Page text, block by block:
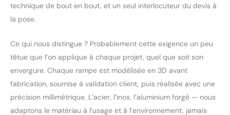
technique de bout en bout, et un seul interlocuteur du devis à
la pose.
Ce qui nous distingue ? Probablement cette exigence un peu
têtue que l’on applique à chaque projet, quel que soit son
envergure. Chaque rampe est modélisée en 3D avant
fabrication, soumise à validation client, puis réalisée avec une
précision millimétrique. L’acier, l’inox, l’aluminium forgé — nous
adaptons le matériau à l’usage et à l’environnement, jamais